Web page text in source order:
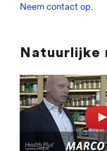
Neem contact op.
Natuurlijke